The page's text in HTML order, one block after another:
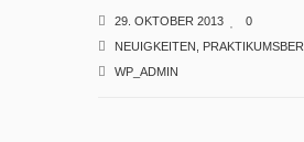
29. OKTOBER 2013
0
NEUIGKEITEN
WP_ADMIN